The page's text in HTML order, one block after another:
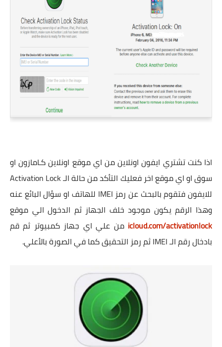
اذا كنت تشتري ايفون اونلاين من اي موقع اونلاين كـامازون او
سوق او اي موقع اخر فعليك التأكد من حالة الـ Activation Lock
للايفون فتقوم بالبحث عن رمز IMEI للهاتف او سؤال البائع عنه
وهذا الرقم يكون موجود خلف الجهاز ثم الدخول الي موقع
icloud.com/activationlock من علي اي جهاز كمبيوتر ثم قم
بادخال رقم الـ IMEI ثم رمز التحقيق كما في الصورة بالأعلي.